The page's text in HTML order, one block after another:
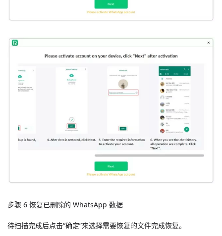
步骤 6 恢复已删除的 WhatsApp 数据
待扫描完成后点击“确定”来选择需要恢复的文件完成恢复。